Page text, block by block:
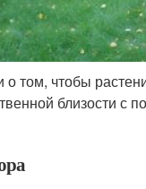
о том, чтобы
близости с